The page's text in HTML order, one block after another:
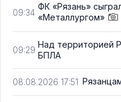
09:34
ФК «Рязань»
«Металлургом»
09:29
Над территорией
БПЛА
08.08.2026 17:51